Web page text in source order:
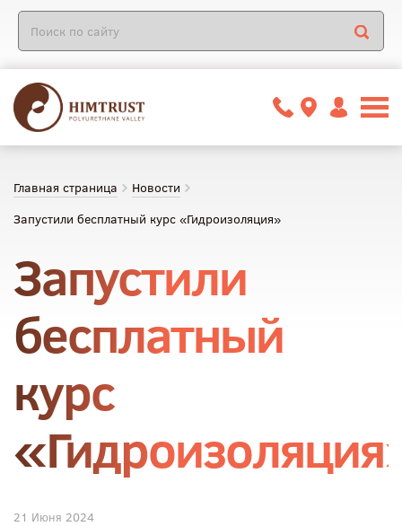
Главная страница
Новости
Запустили бесплатный курс «Гидроизоляция»
Запустили
бесплатный
курс
21 Июня 2024